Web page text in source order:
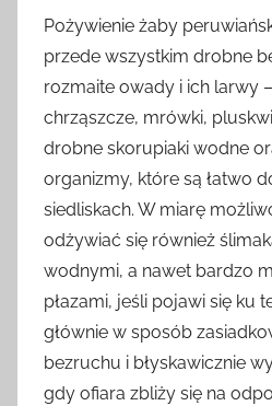
Pożywienie żaby
przede wszystkim drobne
rozmaite owady i ich larwy
chrząszcze, mrówki,
drobne skorupiaki wodne
organizmy, które są łatwo
siedliskach. W miarę
odżywiać się również
wodnymi, a nawet bardzo
płazami, jeśli pojawi się ku
głównie w sposób
bezruchu i błyskawicznie
gdy ofiara zbliży się na